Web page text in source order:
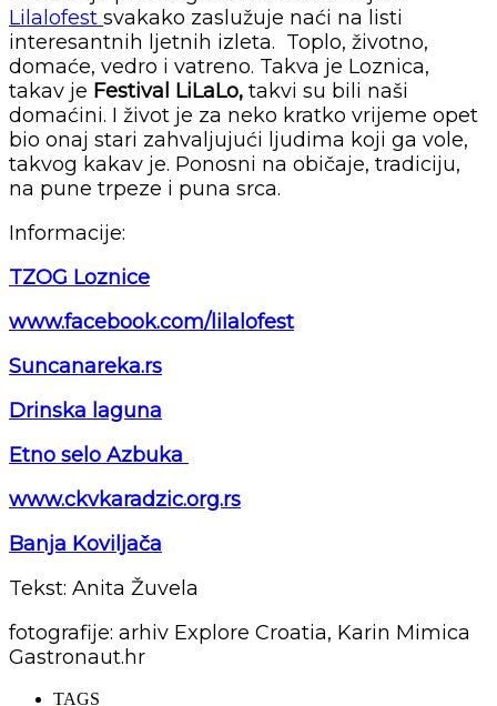
Lilalofest svakako zaslužuje naći na listi
interesantnih ljetnih izleta. Toplo, životno,
domaće, vedro i vatreno. Takva je Loznica,
takav je Festival LiLaLo, takvi su bili naši
domaćini. I život je za neko kratko vrijeme opet
bio onaj stari zahvaljujući ljudima koji ga vole,
takvog kakav je. Ponosni na običaje, tradiciju,
na pune trpeze i puna srca.
Informacije:
TZOG Loznice
www.facebook.com/lilalofest
Suncanareka.rs
Drinska laguna
Etno selo Azbuka
www.ckvkaradzic.org.rs
Banja Koviljača
Tekst: Anita Žuvela
fotografije: arhiv Explore Croatia, Karin Mimica
Gastronaut.hr
TAGS